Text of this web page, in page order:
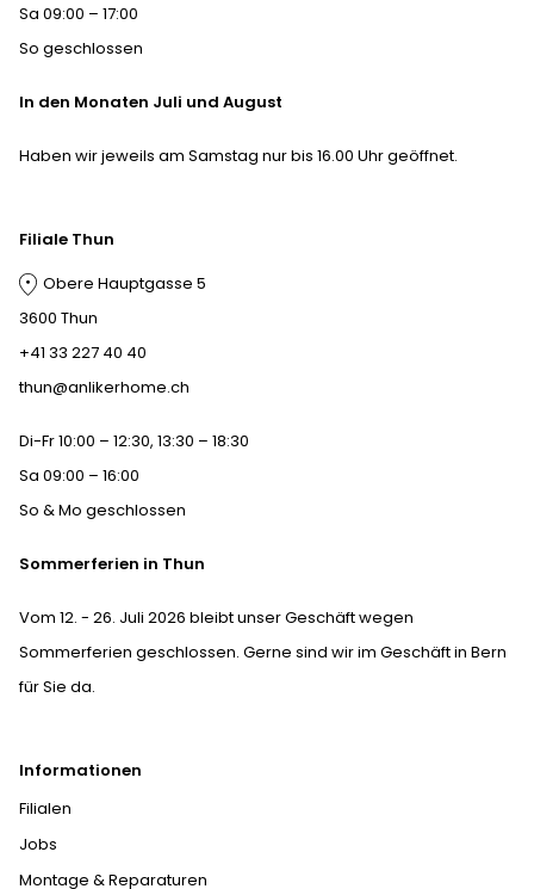
Informationen
Filialen
Jobs
Montage & Reparaturen
Sa 09:00 – 17:00
So geschlossen
In den Monaten Juli und August
Haben wir jeweils am Samstag nur bis 16.00 Uhr geöffnet.
Filiale Thun
Obere Hauptgasse 5
3600 Thun
+41 33 227 40 40
thun@anlikerhome.ch
Di-Fr 10:00 – 12:30, 13:30 – 18:30
Sa 09:00 – 16:00
So & Mo geschlossen
Sommerferien in Thun
Vom 12. - 26. Juli 2026 bleibt unser Geschäft wegen
Sommerferien geschlossen. Gerne sind wir im Geschäft in Bern
für Sie da.